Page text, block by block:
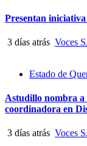
Presentan
3 días atrás Voces
Estado de
Astudillo nombra a
coordinadora en
3 días atrás Voces